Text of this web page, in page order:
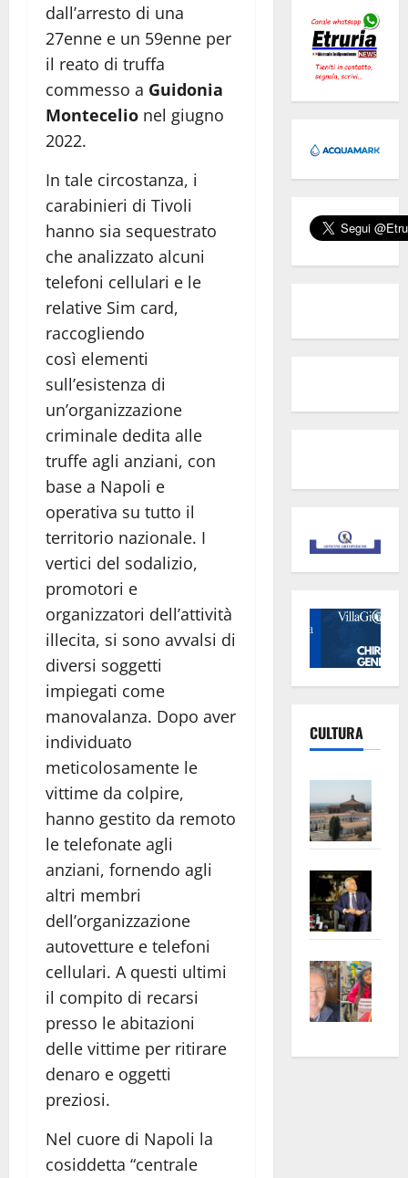
dall’arresto di una
27enne e un 59enne per
il reato di truffa
commesso a Guidonia
Montecelio nel giugno
2022.
In tale circostanza, i
carabinieri di Tivoli
hanno sia sequestrato
che analizzato alcuni
telefoni cellulari e le
relative Sim card,
raccogliendo
così elementi
sull’esistenza di
un’organizzazione
criminale dedita alle
truffe agli anziani, con
base a Napoli e
operativa su tutto il
territorio nazionale. I
vertici del sodalizio,
promotori e
organizzatori dell’attività
illecita, si sono avvalsi di
diversi soggetti
impiegati come
manovalanza. Dopo aver
individuato
meticolosamente le
vittime da colpire,
hanno gestito da remoto
le telefonate agli
anziani, fornendo agli
altri membri
dell’organizzazione
autovetture e telefoni
cellulari. A questi ultimi
il compito di recarsi
presso le abitazioni
delle vittime per ritirare
denaro e oggetti
preziosi.
Nel cuore di Napoli la
cosiddetta “centrale
CULTURA
euro
apre